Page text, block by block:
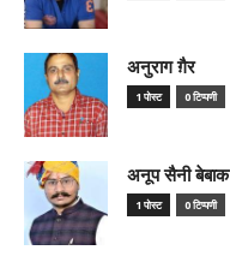
अनुराग ग़ैर
1 पोस्ट 0 टिप्पणी
अनूप सैनी बेबाक
1 पोस्ट 0 टिप्पणी